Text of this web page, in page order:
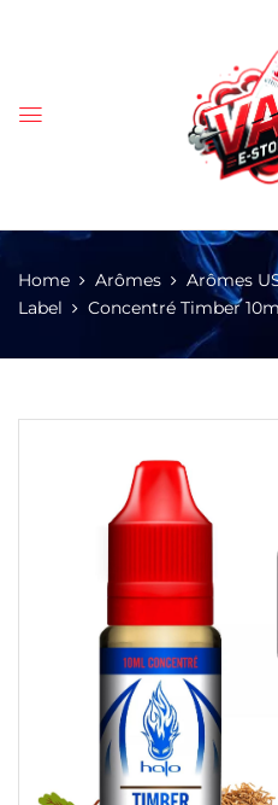
Home Arômes Arômes
Label
Concentré Timber